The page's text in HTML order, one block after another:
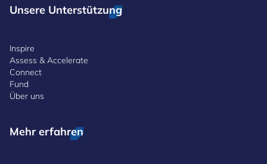
Unsere Unterstützung
Inspire
Assess & Accelerate
Connect
Fund
Über uns
Mehr erfahren